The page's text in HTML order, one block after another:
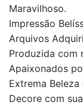
Maravilhoso.
Impressão
Arquivos
Produzida com
Apaixonados
Extrema Beleza
Decore com